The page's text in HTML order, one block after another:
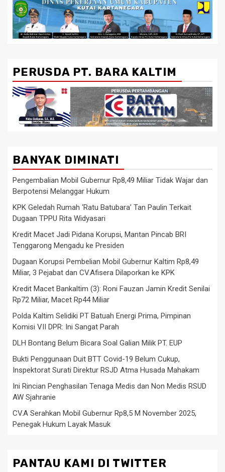
PERUSDA PT. BARA KALTIM
BANYAK DIMINATI
Pengembalian Mobil Gubernur Rp8,49 Miliar Tidak Wajar dan
Berpotensi Melanggar Hukum
KPK Geledah Rumah ‘Ratu Batubara’ Tan Paulin Terkait
Dugaan TPPU Rita Widyasari
Kredit Macet Jadi Pidana Korupsi, Mantan Pincab BRI
Tenggarong Mengadu ke Presiden
Dugaan Korupsi Pembelian Mobil Gubernur Kaltim Rp8,49
Miliar, 3 Pejabat dan CV.Afisera Dilaporkan ke KPK
Kredit Macet Bankaltim (3): Roni Fauzan Jamin Kredit Senilai
Rp72 Miliar, Macet Rp44 Miliar
Polda Kaltim Selidiki PT Batuah Energi Prima, Pimpinan
Komisi VII DPR: Ini Sangat Parah
DLH Bontang Belum Bicara Soal Galian Milik PT. EUP
Bukti Penggunaan Duit BTT Covid-19 Belum Cukup,
Inspektorat Surati Direktur RSJD Atma Husada Mahakam
Ini Rincian Penghasilan Tenaga Medis dan Non Medis RSUD
AW Sjahranie
CV.A Serahkan Mobil Gubernur Rp8,5 M November 2025,
Penegak Hukum Layak Masuk
PANTAU KAMI DI TWITTER